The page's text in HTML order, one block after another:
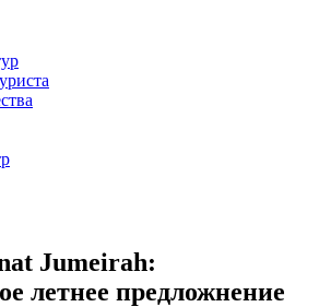
Jumeirah:
летнее предложнение